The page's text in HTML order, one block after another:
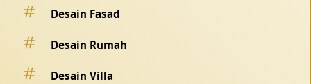
Desain Fasad
Desain Rumah
Desain Villa